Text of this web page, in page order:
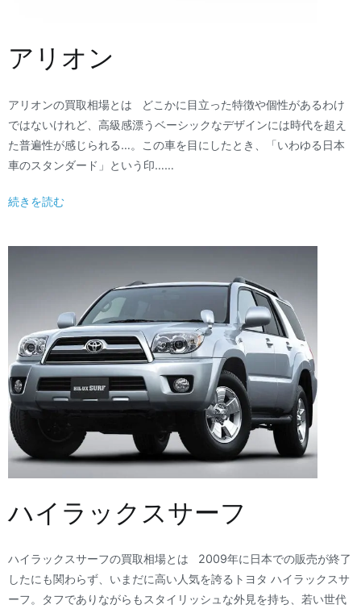
アリオン
アリオンの買取相場とは どこかに目立った特徴や個性があるわけ
ではないけれど、高級感漂うベーシックなデザインには時代を超え
た普遍性が感じられる…。この車を目にしたとき、「いわゆる日本
車のスタンダード」という印……
続きを読む
ハイラックスサーフ
ハイラックスサーフの買取相場とは 2009年に日本での販売が終了
したにも関わらず、いまだに高い人気を誇るトヨタ ハイラックスサ
ーフ。タフでありながらもスタイリッシュな外見を持ち、若い世代